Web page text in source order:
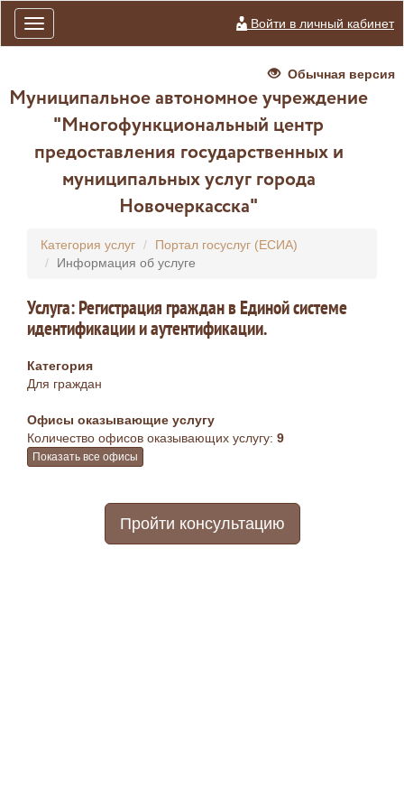
Toggle
navigation
Войти в личный кабинет
Обычная версия
Муниципальное автономное учреждение
"Многофункциональный центр
предоставления государственных и
муниципальных услуг города
Новочеркасска"
Категория услуг
Портал госуслуг (ЕСИА)
Информация об услуге
Услуга: Регистрация граждан в Единой системе
идентификации и аутентификации.
Категория
Для граждан
Офисы оказывающие услугу
Количество офисов оказывающих услугу: 9
Показать все офисы
Пройти консультацию